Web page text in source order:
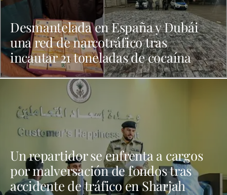
Desmantelada en España y Dubái
una red de narcotráfico tras
incautar 21 toneladas de cocaína
Un repartidor se enfrenta a cargos
por malversación de fondos tras
accidente de tráfico en Sharjah